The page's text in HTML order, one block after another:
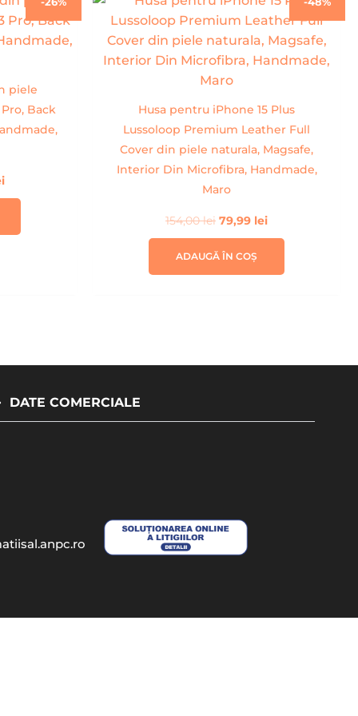
piele
Back
curent
este:
99,00 lei.
Husa pentru iPhone 15 Plus
Lussoloop Premium Leather Full
Cover din piele naturala, Magsafe,
Interior Din Microfibra, Handmade,
Maro
154,00lei
a
fost:
154,00 lei.
79,99 lei
este:
79,99 lei.
ADAUGĂ ÎN COȘ
DATE COMERCIALE